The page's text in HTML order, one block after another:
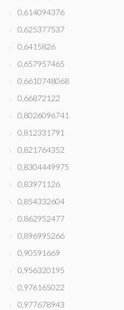
0,614094376
0,625377537
0,6415826
0,657957465
0,6610748068
0,66872122
0,8026096741
0,812331791
0,821764352
0,8304449975
0,83971126
0,854332604
0,862952477
0,896995266
0,90591669
0,956320195
0,976165022
0,977678943